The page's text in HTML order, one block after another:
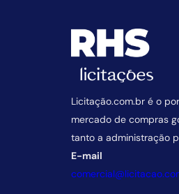
Licitação.com.br é o
mercado de compras
tanto a administração
E-mail